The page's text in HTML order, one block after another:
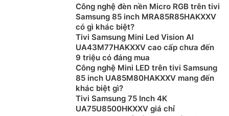
Công nghệ đèn nền Micro RGB trên tivi
Samsung 85 inch MRA85R85HAKXXV
có gì khác biệt?
Tivi Samsung Mini Led Vision AI
UA43M77HAKXXV cao cấp chưa đến
9 triệu có đáng mua
Công nghệ Mini LED trên tivi Samsung
85 inch UA85M80HAKXXV mang đến
khác biệt gì?
Tivi Samsung 75 Inch 4K
UA75U8500HKXXV giá chỉ